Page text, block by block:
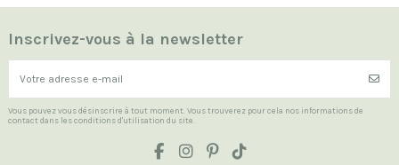
Inscrivez-vous à la newsletter
Vous pouvez vous désinscrire à tout moment. Vous trouverez pour cela nos informations de
contact dans les conditions d'utilisation du site.